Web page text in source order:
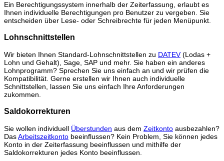
Ein Berechtigungssystem innerhalb der Zeiterfassung, erlaubt es
Ihnen individuelle Berechtigungen pro Benutzer zu vergeben. Sie
entscheiden über Lese- oder Schreibrechte für jeden Menüpunkt.
Lohnschnittstellen
Wir bieten Ihnen Standard-Lohnschnittstellen zu DATEV(Lodas +
Lohn und Gehalt), Sage, SAP und mehr. Sie haben ein anderes
Lohnprogramm? Sprechen Sie uns einfach an und wir prüfen die
Kompatibilität. Gerne erstellen wir Ihnen auch individuelle
Schnittstellen, lassen Sie uns einfach Ihre Anforderungen
zukommen.
Saldokorrekturen
Sie wollen individuell Überstunden aus dem Zeitkonto ausbezahlen?
DasArbeitszeitkonto beeinflussen? Kein Problem, Sie können jedes
Konto in der Zeiterfassung beeinflussen und mithilfe der
Saldokorrekturen jedes Konto beeinflussen.